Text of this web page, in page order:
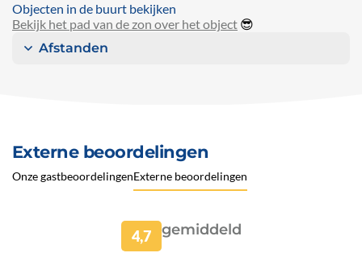
Objecten in de buurt bekijken
Bekijk het pad van de zon over het object 😎
Afstanden
Externe beoordelingen
Onze gastbeoordelingenExterne beoordelingen
4,7 gemiddeld